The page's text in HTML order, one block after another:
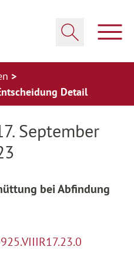
Detail
September
bei Abfindung